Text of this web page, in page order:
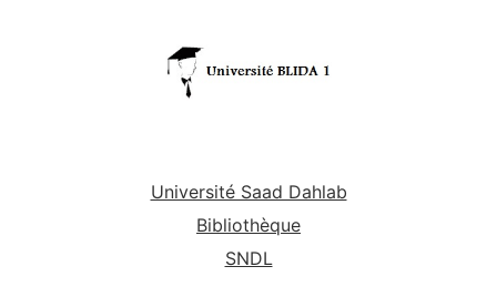
Université Saad Dahlab
Bibliothèque
SNDL